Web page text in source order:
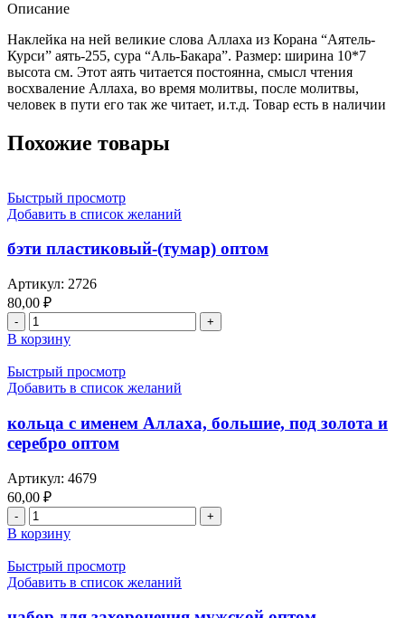
Описание
Наклейка на ней великие слова Аллаха из Корана “Аятель-
Курси” аять-255, сура “Аль-Бакара”. Размер: ширина 10*7
высота cм. Этот аять читается постоянна, смысл чтения
восхваление Аллаха, во время молитвы, после молитвы,
человек в пути его так же читает, и.т.д. Товар есть в наличии
Похожие товары
Быстрый просмотр
Добавить в список желаний
бэти пластиковый-(тумар) оптом
Артикул: 2726
80,00 ₽
В корзину
Быстрый просмотр
Добавить в список желаний
кольца с именем Аллаха, большие, под золота и
серебро оптом
Артикул: 4679
60,00 ₽
В корзину
Быстрый просмотр
Добавить в список желаний